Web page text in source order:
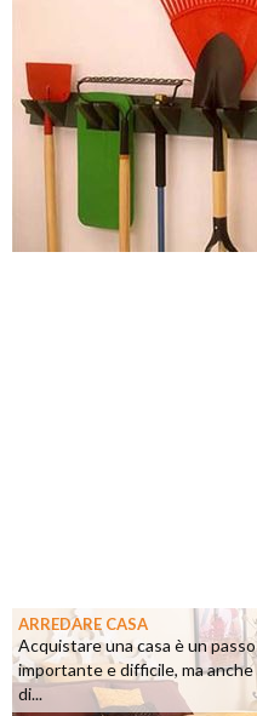
ARREDARE CASA
Acquistare una casa è un
importante e difficile, ma anche
di...